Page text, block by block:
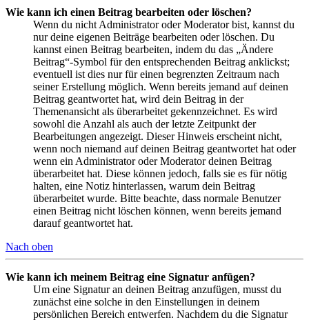
Wie kann ich einen Beitrag bearbeiten oder löschen?
Wenn du nicht Administrator oder Moderator bist, kannst du
nur deine eigenen Beiträge bearbeiten oder löschen. Du
kannst einen Beitrag bearbeiten, indem du das „Ändere
Beitrag“-Symbol für den entsprechenden Beitrag anklickst;
eventuell ist dies nur für einen begrenzten Zeitraum nach
seiner Erstellung möglich. Wenn bereits jemand auf deinen
Beitrag geantwortet hat, wird dein Beitrag in der
Themenansicht als überarbeitet gekennzeichnet. Es wird
sowohl die Anzahl als auch der letzte Zeitpunkt der
Bearbeitungen angezeigt. Dieser Hinweis erscheint nicht,
wenn noch niemand auf deinen Beitrag geantwortet hat oder
wenn ein Administrator oder Moderator deinen Beitrag
überarbeitet hat. Diese können jedoch, falls sie es für nötig
halten, eine Notiz hinterlassen, warum dein Beitrag
überarbeitet wurde. Bitte beachte, dass normale Benutzer
einen Beitrag nicht löschen können, wenn bereits jemand
darauf geantwortet hat.
Nach oben
Wie kann ich meinem Beitrag eine Signatur anfügen?
Um eine Signatur an deinen Beitrag anzufügen, musst du
zunächst eine solche in den Einstellungen in deinem
persönlichen Bereich entwerfen. Nachdem du die Signatur